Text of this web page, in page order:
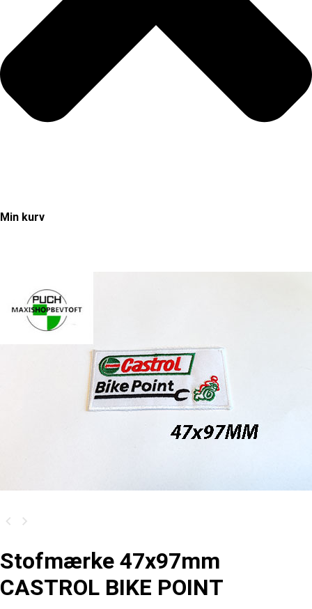
Min kurv
Stofmærke 47x97mm
CASTROL BIKE POINT